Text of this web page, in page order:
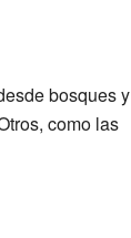
bosques y
como las